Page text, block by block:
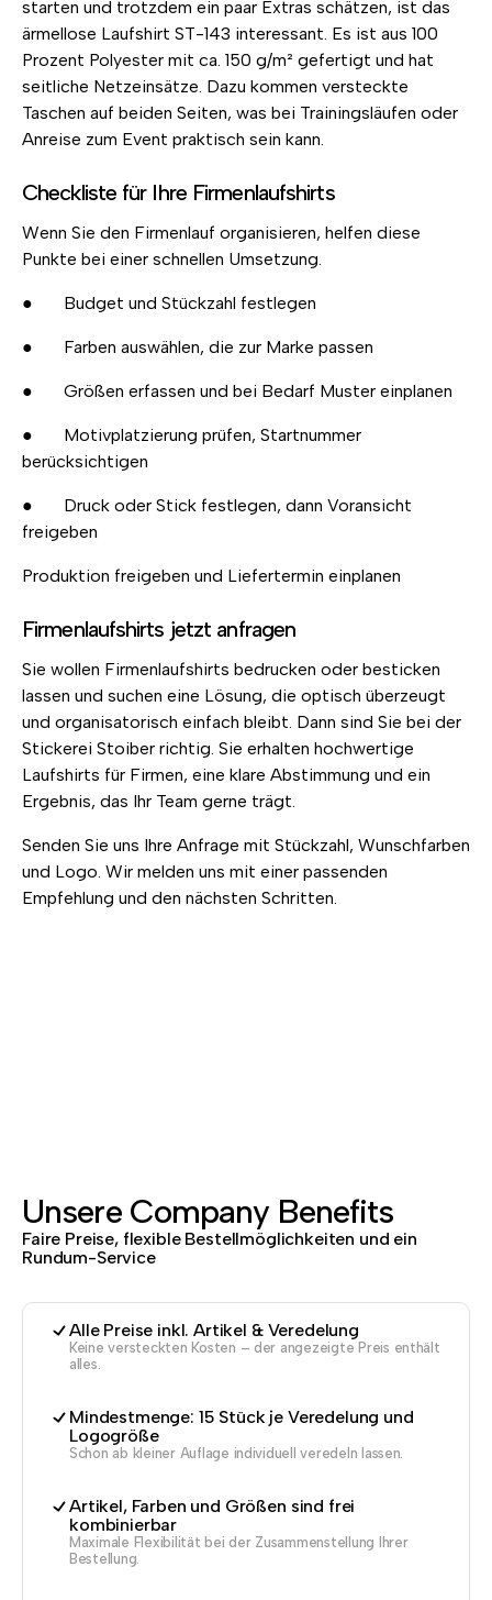
starten und trotzdem ein paar Extras schätzen, ist das
ärmellose Laufshirt ST-143 interessant. Es ist aus 100
Prozent Polyester mit ca. 150 g/m² gefertigt und hat
seitliche Netzeinsätze. Dazu kommen versteckte
Taschen auf beiden Seiten, was bei Trainingsläufen oder
Anreise zum Event praktisch sein kann.
Checkliste für Ihre Firmenlaufshirts
Wenn Sie den Firmenlauf organisieren, helfen diese
Punkte bei einer schnellen Umsetzung.
● Budget und Stückzahl festlegen
● Farben auswählen, die zur Marke passen
● Größen erfassen und bei Bedarf Muster einplanen
● Motivplatzierung prüfen, Startnummer
berücksichtigen
● Druck oder Stick festlegen, dann Voransicht
freigeben
Produktion freigeben und Liefertermin einplanen
Firmenlaufshirts jetzt anfragen
Sie wollen Firmenlaufshirts bedrucken oder besticken
lassen und suchen eine Lösung, die optisch überzeugt
und organisatorisch einfach bleibt. Dann sind Sie bei der
Stickerei Stoiber richtig. Sie erhalten hochwertige
Laufshirts für Firmen, eine klare Abstimmung und ein
Ergebnis, das Ihr Team gerne trägt.
Senden Sie uns Ihre Anfrage mit Stückzahl, Wunschfarben
und Logo. Wir melden uns mit einer passenden
Empfehlung und den nächsten Schritten.
Unsere Company Benefits
Faire Preise, flexible Bestellmöglichkeiten und ein
Rundum-Service
Alle Preise inkl. Artikel & Veredelung
Keine versteckten Kosten – der angezeigte Preis enthält
alles.
Mindestmenge: 15 Stück je Veredelung und
Logogröße
Schon ab kleiner Auflage individuell veredeln lassen.
Artikel, Farben und Größen sind frei
kombinierbar
Maximale Flexibilität bei der Zusammenstellung Ihrer
Bestellung.